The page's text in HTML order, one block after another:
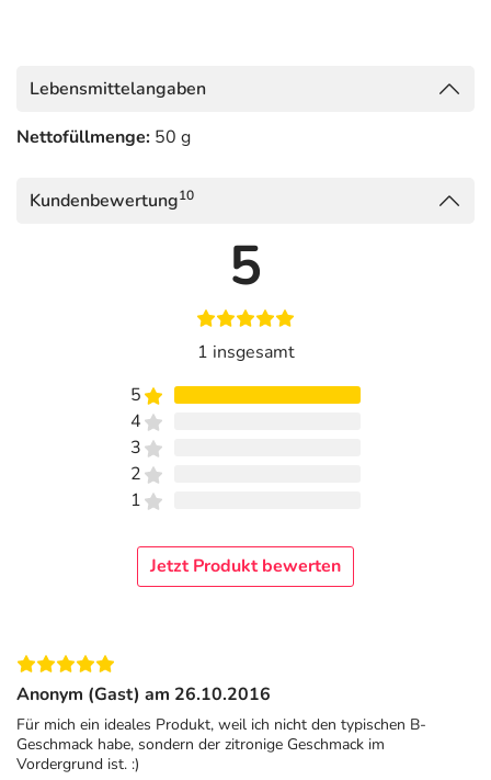
Lebensmittelangaben
Nettofüllmenge: 50 g
Kundenbewertung10
5
1 insgesamt
5
4
3
2
1
Jetzt Produkt bewerten
Anonym (Gast) am 26.10.2016
Für mich ein ideales Produkt, weil ich nicht den typischen B-
Geschmack habe, sondern der zitronige Geschmack im
Vordergrund ist. :)